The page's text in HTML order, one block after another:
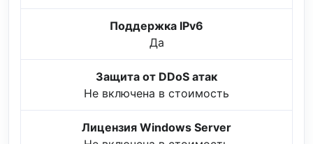
Поддержка IPv6
Да
Защита от DDoS атак
Не включена в стоимость
Лицензия Windows Server